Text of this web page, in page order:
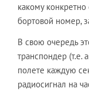
какому
бортовой номер,
В свою очередь
транспондер (т.е.
полете каждую
радиосигнал на